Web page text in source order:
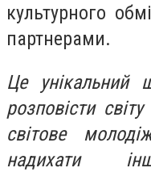
культурного
партнерами.
Це унікальний
розповісти
світове
надихати